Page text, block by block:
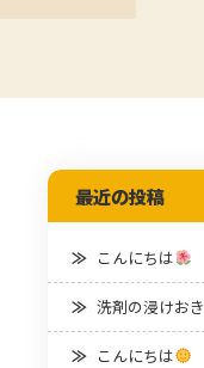
最近の投稿
こんにちは
洗剤の浸けおき
こんにちは